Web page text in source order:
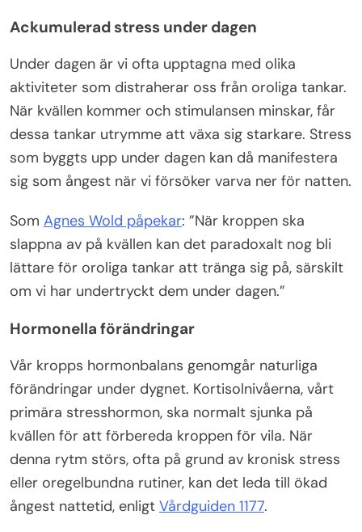
Ackumulerad stress under dagen
Under dagen är vi ofta upptagna med olika
aktiviteter som distraherar oss från oroliga tankar.
När kvällen kommer och stimulansen minskar, får
dessa tankar utrymme att växa sig starkare. Stress
som byggts upp under dagen kan då manifestera
sig som ångest när vi försöker varva ner för natten.
Som Agnes Wold påpekar: ”När kroppen ska
slappna av på kvällen kan det paradoxalt nog bli
lättare för oroliga tankar att tränga sig på, särskilt
om vi har undertryckt dem under dagen.”
Hormonella förändringar
Vår kropps hormonbalans genomgår naturliga
förändringar under dygnet. Kortisolnivåerna, vårt
primära stresshormon, ska normalt sjunka på
kvällen för att förbereda kroppen för vila. När
denna rytm störs, ofta på grund av kronisk stress
eller oregelbundna rutiner, kan det leda till ökad
ångest nattetid, enligt Vårdguiden 1177.